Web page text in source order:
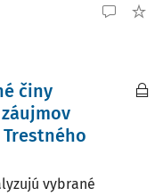
činy
vybrané